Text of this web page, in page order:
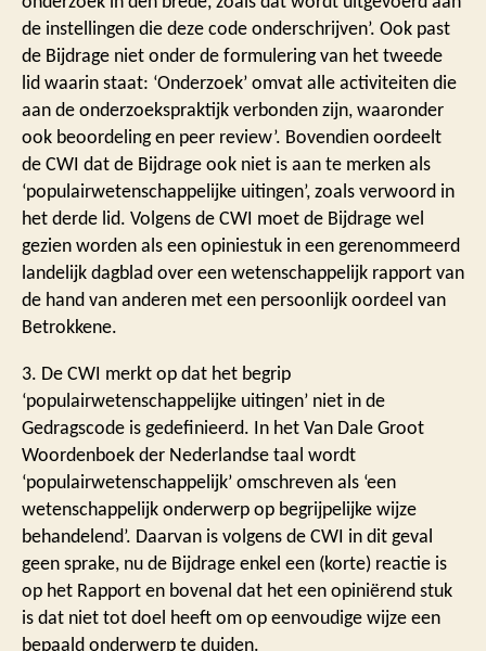
de instellingen die deze code onderschrijven’. Ook past
de Bijdrage niet onder de formulering van het tweede
lid waarin staat: ‘Onderzoek’ omvat alle activiteiten die
aan de onderzoekspraktijk verbonden zijn, waaronder
ook beoordeling en peer review’. Bovendien oordeelt
de CWI dat de Bijdrage ook niet is aan te merken als
‘populairwetenschappelijke uitingen’, zoals verwoord in
het derde lid. Volgens de CWI moet de Bijdrage wel
gezien worden als een opiniestuk in een gerenommeerd
landelijk dagblad over een wetenschappelijk rapport van
de hand van anderen met een persoonlijk oordeel van
Betrokkene.
3. De CWI merkt op dat het begrip
‘populairwetenschappelijke uitingen’ niet in de
Gedragscode is gedefinieerd. In het Van Dale Groot
Woordenboek der Nederlandse taal wordt
‘populairwetenschappelijk’ omschreven als ‘een
wetenschappelijk onderwerp op begrijpelijke wijze
behandelend’. Daarvan is volgens de CWI in dit geval
geen sprake, nu de Bijdrage enkel een (korte) reactie is
op het Rapport en bovenal dat het een opiniërend stuk
is dat niet tot doel heeft om op eenvoudige wijze een
bepaald onderwerp te duiden.